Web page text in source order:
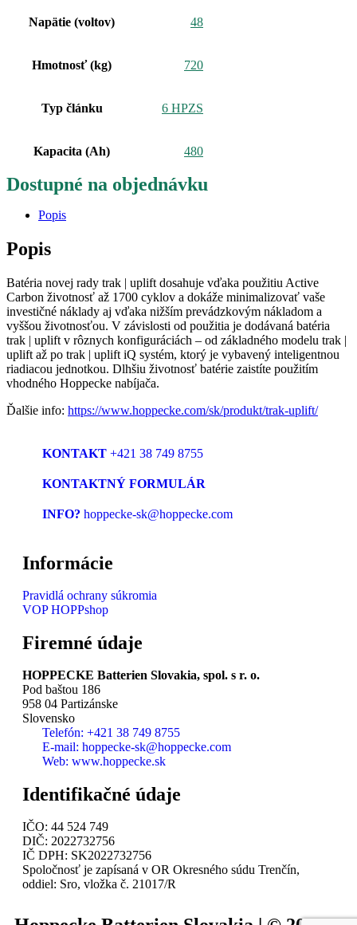
Napätie (voltov) 48
Hmotnosť (kg) 720
Typ článku 6 HPZS
Kapacita (Ah) 480
Dostupné na objednávku
Popis
Popis
Batéria novej rady trak | uplift dosahuje vďaka použitiu Active
Carbon životnosť až 1700 cyklov a dokáže minimalizovať vaše
investičné náklady aj vďaka nižším prevádzkovým nákladom a
vyššou životnosťou. V závislosti od použitia je dodávaná batéria
trak | uplift v rôznych konfiguráciách – od základného modelu trak |
uplift až po trak | uplift iQ systém, ktorý je vybavený inteligentnou
riadiacou jednotkou. Dlhšiu životnosť batérie zaistíte použitím
vhodného Hoppecke nabíjača.
Ďalšie info: https://www.hoppecke.com/sk/produkt/trak-uplift/
KONTAKT +421 38 749 8755
KONTAKTNÝ FORMULÁR
INFO? hoppecke-sk@hoppecke.com
Informácie
Pravidlá ochrany súkromia
VOP HOPPshop
Firemné údaje
HOPPECKE Batterien Slovakia, spol. s r. o.
Pod baštou 186
958 04 Partizánske
Slovensko
Telefón: +421 38 749 8755
E-mail: hoppecke-sk@hoppecke.com
Web: www.hoppecke.sk
Identifikačné údaje
IČO: 44 524 749
DIČ: 2022732756
IČ DPH: SK2022732756
Spoločnosť je zapísaná v OR Okresného súdu Trenčín,
oddiel: Sro, vložka č. 21017/R